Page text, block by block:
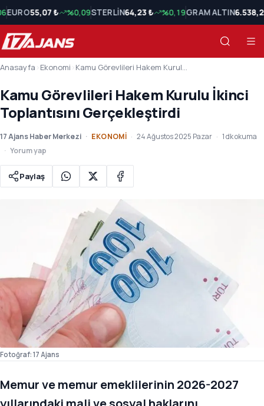
EURO55,07 ₺ %0,09STERLİN64,23 ₺ %0,19GRAM ALTIN
Anasayfa Ekonomi Kamu Görevlileri Hakem Kurulu İkinci Toplantısını Gerçekleştirdi
Kamu Görevlileri Hakem Kurulu İkinci
Toplantısını Gerçekleştirdi
17 Ajans Haber Merkezi EKONOMI 24 Ağustos 2025 Pazar
1 dk okuma
Yorum yap
Paylaş
Fotoğraf: 17 Ajans
Memur ve memur emeklilerinin 2026-2027